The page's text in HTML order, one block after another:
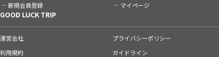
新規会員登録 マイページ
GOOD LUCK TRIP
運営会社
プライバシーポリシー
利用規約
ガイドライン